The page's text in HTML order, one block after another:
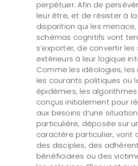
perpétuer. Afin de
leur être, et de résister à la
disparition qui les menace,
schémas cognitifs vont
s’exporter, de convertir
extérieurs à leur logique
Comme les idéologies, les
les courants politiques ou
épidémies, les algorithmes
conçus initialement pour
aux besoins d’une situation
particulière, déposée sur
caractère particulier, vont
des disciples, des
bénéficiaires ou des